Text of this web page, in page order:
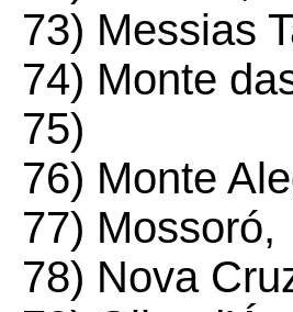
73) Messias
74) Monte
75)
76) Monte
77) Mossoró,
78) Nova